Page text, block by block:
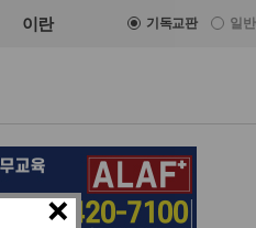
이란 기독교판 일
×